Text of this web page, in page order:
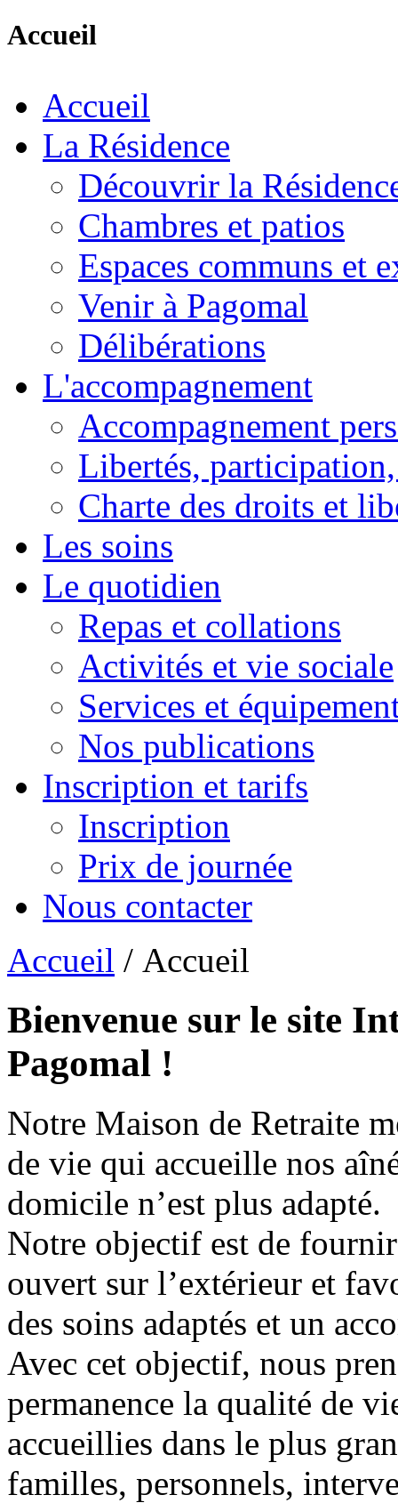
Accueil
Accueil
La Résidence
Découvrir la
Chambres et patios
Espaces communs et
Venir à Pagomal
Délibérations
L'accompagnement
Accompagnement
Libertés,
Charte des droits et
Les soins
Le quotidien
Repas et collations
Activités et vie sociale
Services et
Nos publications
Inscription et tarifs
Inscription
Prix de journée
Nous contacter
Accueil / Accueil
Bienvenue sur le site
Pagomal !
Notre Maison de Retraite
de vie qui accueille nos
domicile n’est plus adapté.
Notre objectif est de
ouvert sur l’extérieur et
des soins adaptés et un
Avec cet objectif, nous
permanence la qualité de
accueillies dans le plus
familles, personnels,